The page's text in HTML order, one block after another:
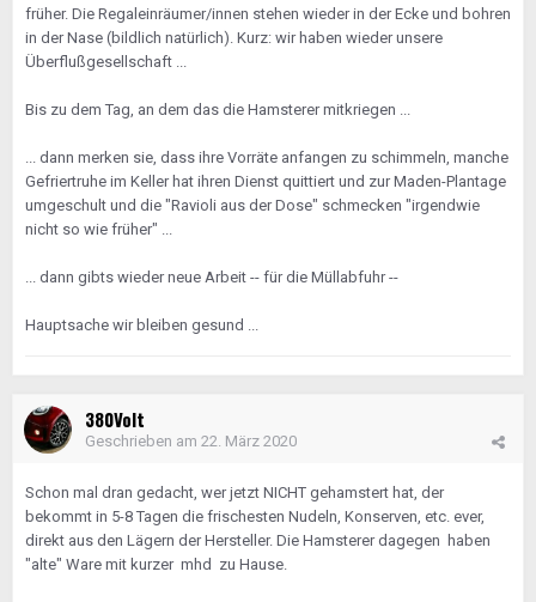
früher. Die Regaleinräumer/innen stehen wieder in der Ecke und bohren
in der Nase (bildlich natürlich). Kurz: wir haben wieder unsere
Überflußgesellschaft ...
Bis zu dem Tag, an dem das die Hamsterer mitkriegen ...
... dann merken sie, dass ihre Vorräte anfangen zu schimmeln, manche
Gefriertruhe im Keller hat ihren Dienst quittiert und zur Maden-Plantage
umgeschult und die "Ravioli aus der Dose" schmecken "irgendwie
nicht so wie früher" ...
... dann gibts wieder neue Arbeit -- für die Müllabfuhr --
Hauptsache wir bleiben gesund ...
380Volt
Geschrieben am 22. März 2020
Schon mal dran gedacht, wer jetzt NICHT gehamstert hat, der
bekommt in 5-8 Tagen die frischesten Nudeln, Konserven, etc. ever,
direkt aus den Lägern der Hersteller. Die Hamsterer dagegen haben
"alte" Ware mit kurzer mhd zu Hause.